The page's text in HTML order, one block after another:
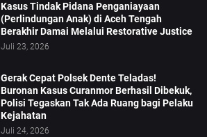
Kasus Tindak Pidana Penganiayaan
(Perlindungan Anak) di Aceh Tengah
Berakhir Damai Melalui Restorative Justice
Juli 23, 2026
Gerak Cepat Polsek Dente Teladas!
Buronan Kasus Curanmor Berhasil Dibekuk,
Polisi Tegaskan Tak Ada Ruang bagi Pelaku
Kejahatan
Juli 24, 2026